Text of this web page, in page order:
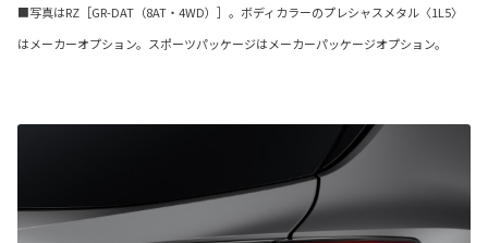
■写真はRZ［GR-DAT（8AT・4WD）］。ボディカラーのプレシャスメタル〈1L5〉
はメーカーオプション。スポーツパッケージはメーカーパッケージオプション。